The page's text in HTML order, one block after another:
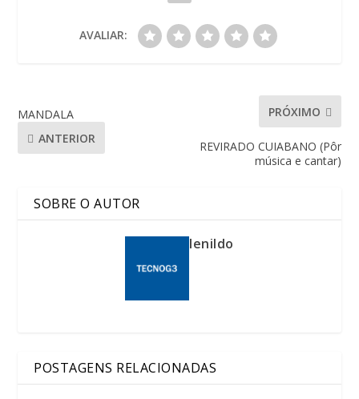
AVALIAR:
MANDALA
ANTERIOR
PRÓXIMO
REVIRADO CUIABANO (Pôr
música e cantar)
SOBRE O AUTOR
lenildo
POSTAGENS RELACIONADAS